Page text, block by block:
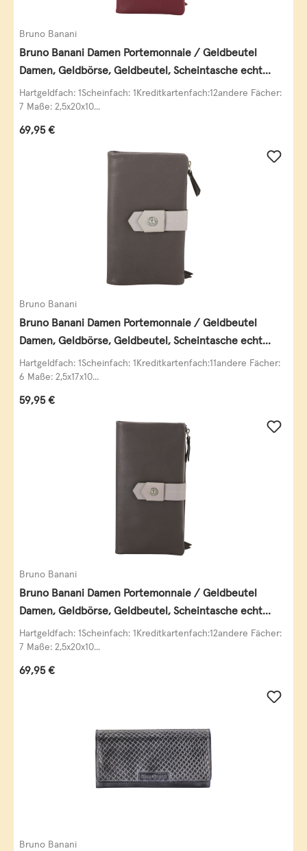
Bruno Banani
Bruno Banani Damen Portemonnaie / Geldbeutel
Damen, Geldbörse, Geldbeutel, Scheintasche echt
Leder
Hartgeldfach: 1Scheinfach: 1Kreditkartenfach:12andere Fächer:
7 Maße: 2,5x20x10...
Regulärer Preis:
69,95 €
Bruno Banani
Bruno Banani Damen Portemonnaie / Geldbeutel
Damen, Geldbörse, Geldbeutel, Scheintasche echt
Leder
Hartgeldfach: 1Scheinfach: 1Kreditkartenfach:11andere Fächer:
6 Maße: 2,5x17x10...
Regulärer Preis:
59,95 €
Bruno Banani
Bruno Banani Damen Portemonnaie / Geldbeutel
Damen, Geldbörse, Geldbeutel, Scheintasche echt
Leder
Hartgeldfach: 1Scheinfach: 1Kreditkartenfach:12andere Fächer:
7 Maße: 2,5x20x10...
Regulärer Preis:
69,95 €
Bruno Banani